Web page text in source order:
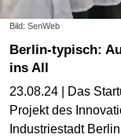
Bild: SenWeb
Berlin-typisch: Aus dem Friedrichshainer Hinterhof
ins All
23.08.24 | Das
Projekt des
Industriestadt